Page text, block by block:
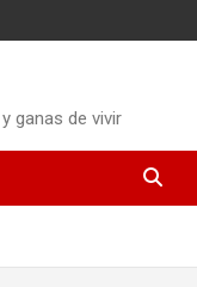
ganas de vivir